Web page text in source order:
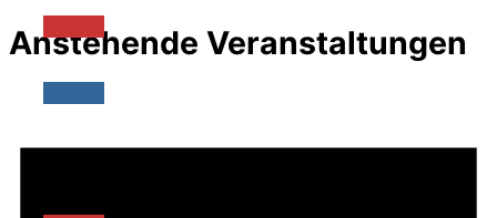
Anstehende Veranstaltungen